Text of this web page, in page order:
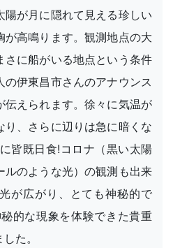
が月に隠れて見える珍しい
が高鳴ります。観測地点の大
さに船がいる地点という条件
の伊東昌市さんのアナウンス
伝えられます。徐々に気温が
り、さらに辺りは急に暗くな
皆既日食!コロナ（黒い太陽
ルのような光）の観測も出来
が広がり、とても神秘的で
的な現象を体験できた貴重
た。